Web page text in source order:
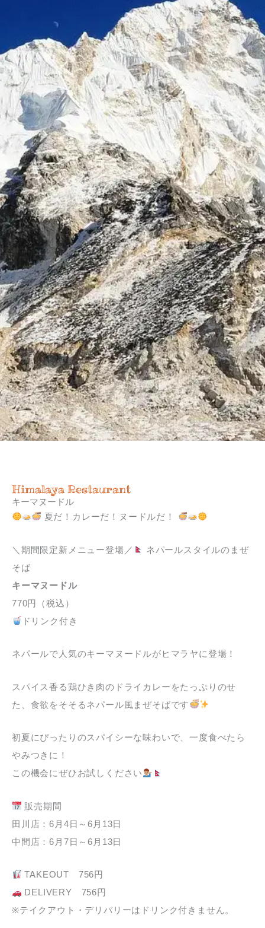
Himalaya Restaurant
キーマヌードル
夏だ！カレーだ！ヌードルだ！
＼期間限定新メニュー登場／
ネパールスタイルのまぜ
そば
キーマヌードル
770円（税込）
ドリンク付き
ネパールで人気のキーマヌードルがヒマラヤに登場！
スパイス香る鶏ひき肉のドライカレーをたっぷりのせ
た、食欲をそそるネパール風まぜそばです
初夏にぴったりのスパイシーな味わいで、一度食べたら
やみつきに！
この機会にぜひお試しください
販売期間
田川店：6月4日～6月13日
中間店：6月7日～6月13日
TAKEOUT 756円
DELIVERY 756円
※テイクアウト・デリバリーはドリンク付きません。